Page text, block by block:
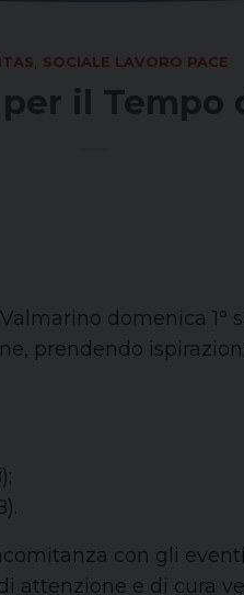
SOCIALE LAVORO PACE
il Tempo
domenica 1°
prendendo
con gli
attenzione e di cura